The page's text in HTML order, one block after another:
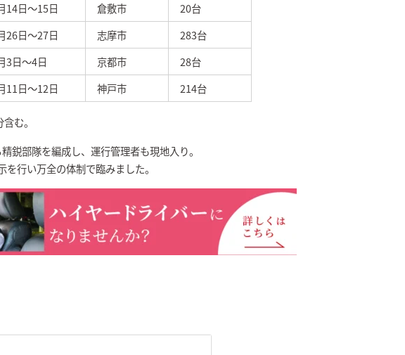
14日～15日 倉敷市
20台
26日～27日 志摩市
283台
3日～4日 京都市
28台
11日～12日 神戸市 214台
む。
鋭部隊を編成し、運行管理者も現地入り。
行い万全の体制で臨みました。